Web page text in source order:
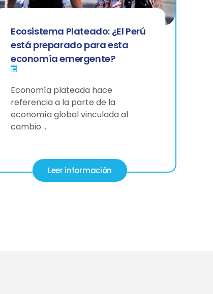
Ecosistema Plateado: ¿El Perú
está preparado para esta
economía emergente?
Economía plateada hace
referencia a la parte de la
economía global vinculada al
cambio …
Leer información